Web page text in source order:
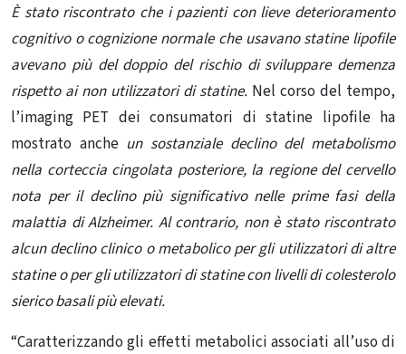
È stato riscontrato che i pazienti con lieve deterioramento
cognitivoo cognizione normale che usavano statine lipofile
avevano più del doppio del rischio di sviluppare demenza
rispetto ai non utilizzatori di statine. Nel corso del tempo,
l’imaging PET dei consumatori di statine lipofile ha
mostrato ancheun sostanziale declino del metabolismo
nella corteccia cingolata posteriore, la regione del cervello
nota per il declino più significativo nelle prime fasi della
malattia di Alzheimer. Al contrario, non è stato riscontrato
alcun declino clinico o metabolico per gli utilizzatori di altre
statine o per gli utilizzatori di statine con livelli di colesterolo
sierico basali più elevati.
“Caratterizzando gli effetti metabolici associati all’uso di